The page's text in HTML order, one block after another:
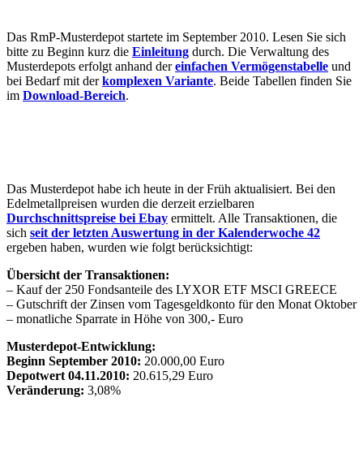
Das RmP-Musterdepot startete im September 2010. Lesen Sie sich
bitte zu Beginn kurz die Einleitung durch. Die Verwaltung des
Musterdepots erfolgt anhand dereinfachen Vermögenstabelle und
bei Bedarf mit derkomplexen Variante. Beide Tabellen finden Sie
im Download-Bereich.
Das Musterdepot habe ich heute in der Früh aktualisiert. Bei den
Edelmetallpreisen wurden die derzeit erzielbaren
Durchschnittspreise bei Ebay ermittelt. Alle Transaktionen, die
sich seit der letzten Auswertung in der Kalenderwoche 42
ergeben haben, wurden wie folgt berücksichtigt:
Übersicht der Transaktionen:
– Kauf der 250 Fondsanteile des LYXOR ETF MSCI GREECE
– Gutschrift der Zinsen vom Tagesgeldkonto für den Monat Oktober
– monatliche Sparrate in Höhe von 300,- Euro
Musterdepot-Entwicklung:
Beginn September 2010: 20.000,00 Euro
Depotwert 04.11.2010: 20.615,29 Euro
Veränderung: 3,08%